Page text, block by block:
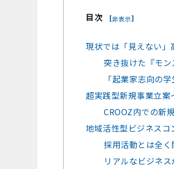
目次 [非表示]
現状では「見えない
突き抜けた『モ
「起業家志向の
超実践型新規事業立案
CROOZ内での新
地域活性型ビジネスコ
採用活動とは全く
リアルなビジネ